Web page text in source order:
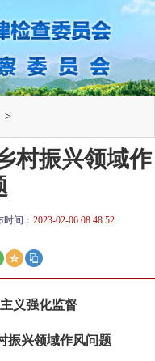
>
村振兴领域作
时间： 2023-02-06 08:48:52
义强化监督
振兴领域作风问题